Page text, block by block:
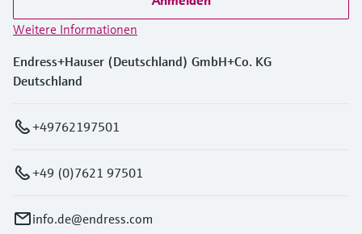
Weitere Informationen
Endress+Hauser (Deutschland) GmbH+Co. KG
Deutschland
+49762197501
+49 (0)7621 97501
info.de@endress.com